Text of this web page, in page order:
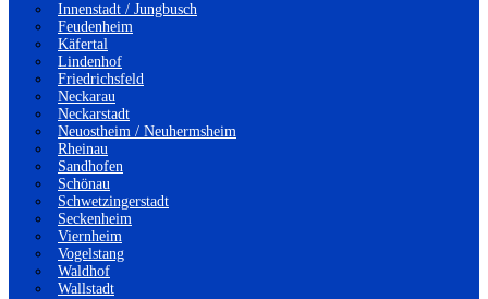
Innenstadt / Jungbusch
Feudenheim
Käfertal
Lindenhof
Friedrichsfeld
Neckarau
Neckarstadt
Neuostheim / Neuhermsheim
Rheinau
Sandhofen
Schönau
Schwetzingerstadt
Seckenheim
Viernheim
Vogelstang
Waldhof
Wallstadt